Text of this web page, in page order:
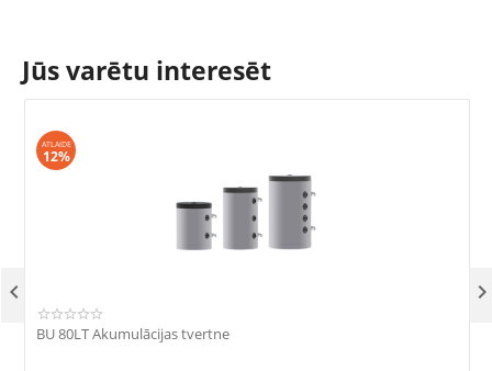
Jūs varētu interesēt
ATLAIDE
12%
BU 80LT Akumulācijas tvertne
